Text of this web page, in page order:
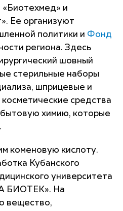
и
Ее организуют
политики и Фонд
региона. Здесь
шовный
стерильные наборы
шприцевые и
средства
химию, которые
коменовую кислоту.
Кубанского
университета
БИОТЕК». На
вещество,